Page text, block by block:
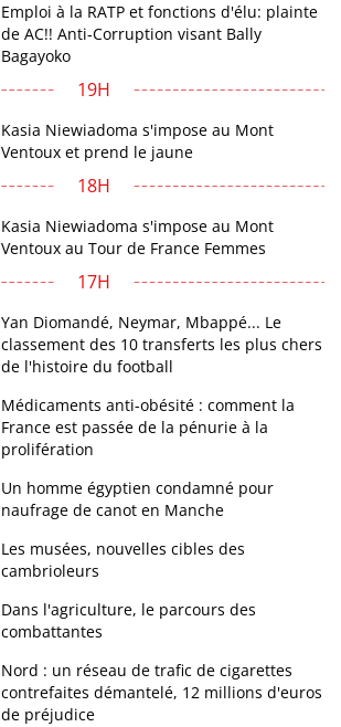
Emploi à la RATP et fonctions d'élu: plainte
de AC!! Anti-Corruption visant Bally
Bagayoko
19H
Kasia Niewiadoma s'impose au Mont
Ventoux et prend le jaune
18H
Kasia Niewiadoma s'impose au Mont
Ventoux au Tour de France Femmes
17H
Yan Diomandé, Neymar, Mbappé... Le
classement des 10 transferts les plus chers
de l'histoire du football
Médicaments anti-obésité : comment la
France est passée de la pénurie à la
prolifération
Un homme égyptien condamné pour
naufrage de canot en Manche
Les musées, nouvelles cibles des
cambrioleurs
Dans l'agriculture, le parcours des
combattantes
Nord : un réseau de trafic de cigarettes
contrefaites démantelé, 12 millions d'euros
de préjudice